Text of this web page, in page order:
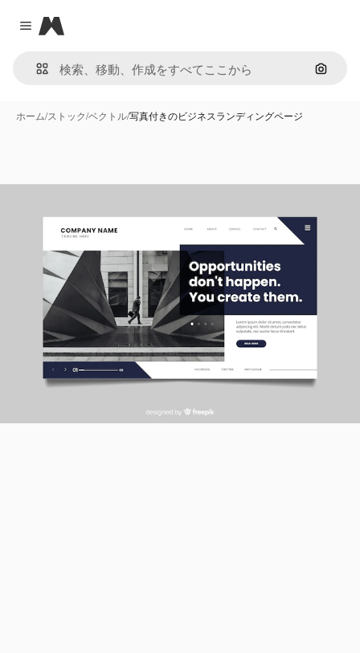
Close menu
Magnific
画像で
ホーム/ストック/ベクトル/写真付きのビジネスランディングページ